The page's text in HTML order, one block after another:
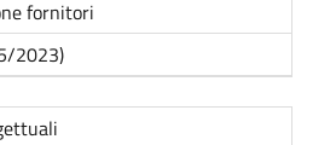
fornitori
2023)